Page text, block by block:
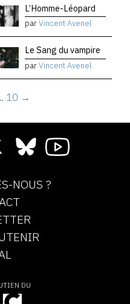
L’Homme-Léopard
parVincent Avenel
Le Sang du vampire
parVincent Avenel
10 →
NOUS ?
DU